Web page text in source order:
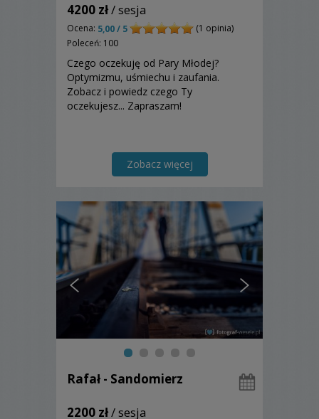
4200 zł/ sesja
Ocena: 5,00 / 5
(1 opinia)
Poleceń: 100
Czego oczekuję od Pary Młodej?
Optymizmu, uśmiechu i zaufania.
Zobacz i powiedz czego Ty
oczekujesz... Zapraszam!
Zobacz więcej
Rafał - Sandomierz
2200 zł/ sesja